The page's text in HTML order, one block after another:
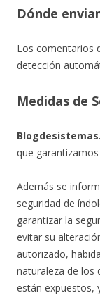
Dónde
Los comentarios
detección
Medidas de
que
Además se
seguridad de
garantizar la
evitar su
autorizado,
naturaleza de los
están expuestos,